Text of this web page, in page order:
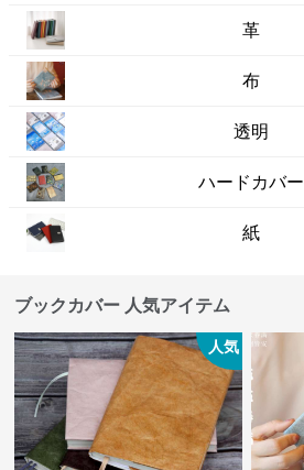
革
布
透明
ハードカバー
紙
ブックカバー 人気アイテム
人気